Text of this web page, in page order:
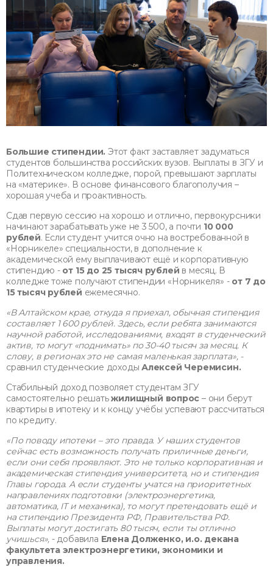
Большие стипендии.Этот факт заставляет задуматься
студентов большинства российских вузов. Выплаты в ЗГУ и
Политехническом колледже, порой, превышают зарплаты
на «материке». В основе финансового благополучия –
хорошая учеба и проактивность.
Сдав первую сессию на хорошо и отлично, первокурсники
начинают зарабатывать уже не 3 500, а почти 10 000
рублей. Если студент учится очно на востребованной в
«Норникеле» специальности, в дополнение к
академической ему выплачивают ещё и корпоративную
стипендию - от 15 до 25 тысяч рублей в месяц. В
колледже тоже получают стипендии «Норникеля» - от 7 до
15 тысяч рублей ежемесячно.
«В Алтайском крае, откуда я приехал, обычная стипендия
составляет 1 600 рублей. Здесь, если ребята занимаются
научной работой, исследованиями, входят в студенческий
актив, то могут «поднимать» по 30-40 тысяч за месяц. К
слову, в регионах это не самая маленькая зарплата», -
сравнил студенческие доходыАлексей Черемисин.
Стабильный доход позволяет студентам ЗГУ
самостоятельно решатьжилищный вопрос – они берут
квартиры в ипотеку и к концу учёбы успевают рассчитаться
по кредиту.
«По поводу ипотеки – это правда. У наших студентов
сейчас есть возможность получать приличные деньги,
если они себя проявляют. Это не только корпоративная и
академическая стипендия университета, но и стипендия
Главы города. А если студенты учатся на приоритетных
направлениях подготовки (электроэнергетика,
автоматика, IT и механика), то могут претендовать ещё и
на стипендию Президента РФ, Правительства РФ.
Выплаты могут достигать 80 тысяч, если ты отлично
учишься», - добавила Елена Долженко, и.о. декана
факультета электроэнергетики, экономики и
управления.